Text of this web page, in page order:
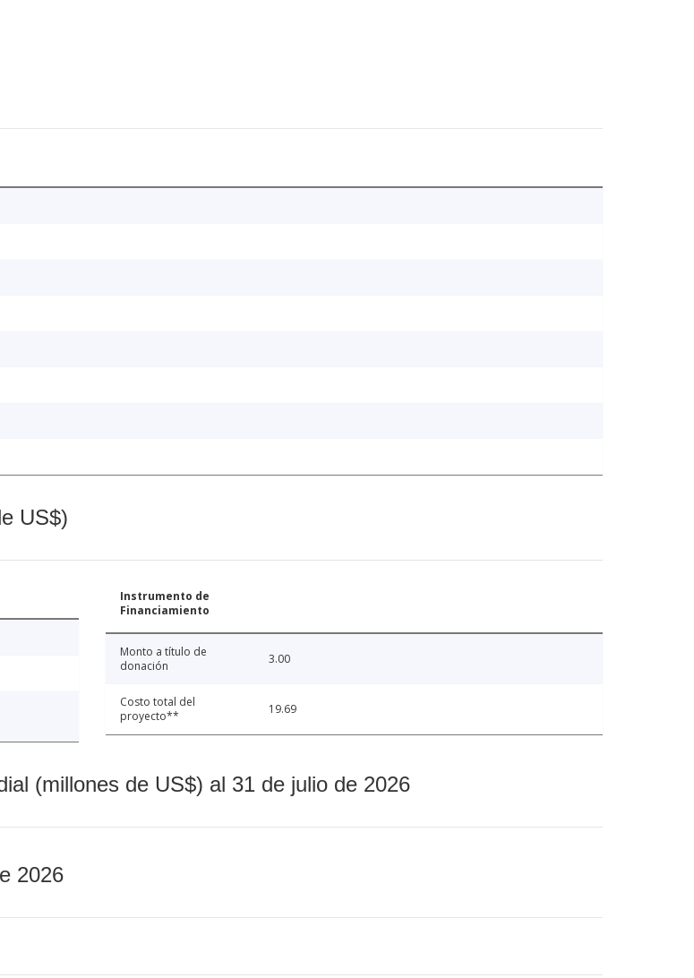
US$)
Instrumento de
Financiamiento
Monto a título de
donación
3.00
Costo total del
proyecto**
19.69
(millones de US$) al 31 de julio de 2026
2026